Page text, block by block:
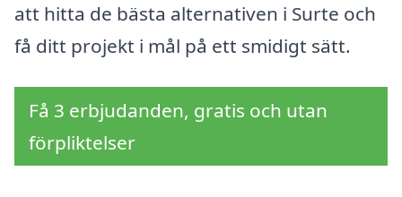
att hitta de bästa alternativen i Surte och
få ditt projekt i mål på ett smidigt sätt.
Få 3 erbjudanden, gratis och utan
förpliktelser